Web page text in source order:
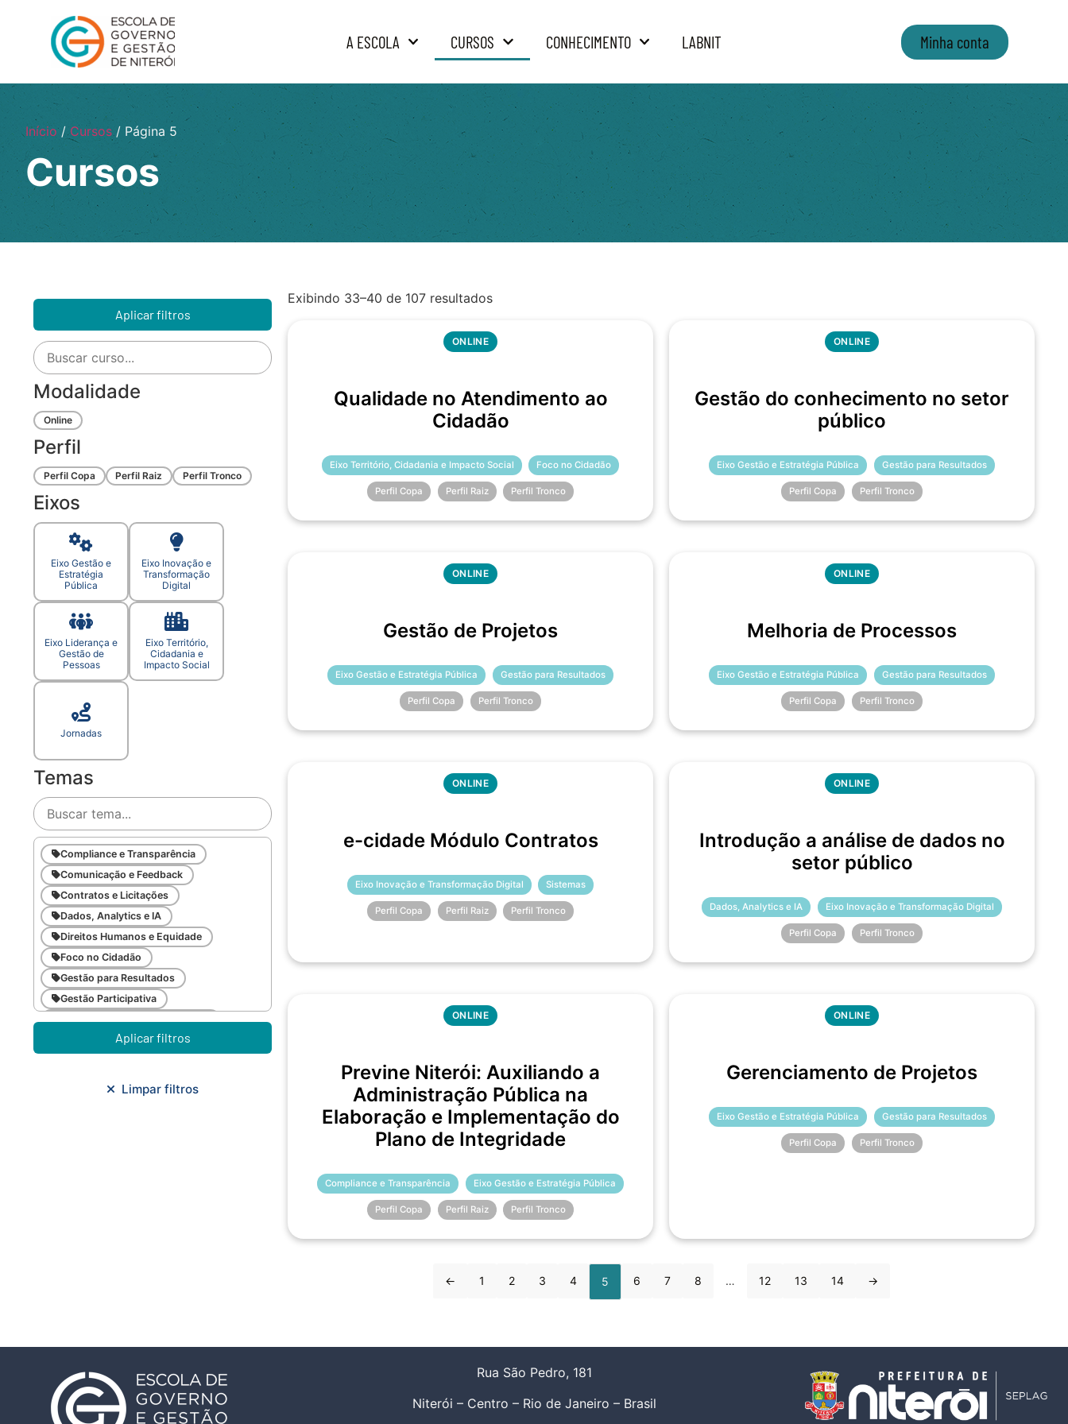
A ESCOLA CURSOS CONHECIMENTO LABNIT Minha conta
Início/Cursos/ Página 5
Cursos
Aplicar filtros
Modalidade
Online
Perfil
Perfil Copa Perfil Raiz Perfil Tronco
Eixos
Eixo Gestão e
Estratégia
Pública
Eixo Inovação e
Transformação
Digital
Eixo Liderança e
Gestão de
Pessoas
Eixo Território,
Cidadania e
Impacto Social
Jornadas
Temas
Compliance e Transparência
Comunicação e Feedback
Contratos e Licitações
Dados, Analytics e IA
Direitos Humanos e Equidade
Foco no Cidadão
Gestão para Resultados
Gestão Participativa
Inovação e Gestão da Mudança
Inteligência Emocional
Meio Ambiente e Sustentabilidade
Aplicar filtros
Limpar filtros
Exibindo 33–40 de 107 resultados
ONLINE
Qualidade no Atendimento ao
Cidadão
Eixo Território, Cidadania e Impacto Social Foco no Cidadão
Perfil Copa Perfil Raiz Perfil Tronco
ONLINE
Gestão do conhecimento no setor
público
Eixo Gestão e Estratégia Pública Gestão para Resultados
Perfil Copa Perfil Tronco
ONLINE
Gestão de Projetos
Eixo Gestão e Estratégia Pública Gestão para Resultados
Perfil Copa Perfil Tronco
ONLINE
Melhoria de Processos
Eixo Gestão e Estratégia Pública Gestão para Resultados
Perfil Copa Perfil Tronco
ONLINE
e-cidade Módulo Contratos
Eixo Inovação e Transformação Digital Sistemas
Perfil Copa Perfil Raiz Perfil Tronco
ONLINE
Introdução a análise de dados no
setor público
Dados, Analytics e IA Eixo Inovação e Transformação Digital
Perfil Copa Perfil Tronco
ONLINE
Previne Niterói: Auxiliando a
Administração Pública na
Elaboração e Implementação do
Plano de Integridade
Compliance e Transparência Eixo Gestão e Estratégia Pública
Perfil Copa Perfil Raiz Perfil Tronco
ONLINE
Gerenciamento de Projetos
Eixo Gestão e Estratégia Pública Gestão para Resultados
Perfil Copa Perfil Tronco
← 1 2 3 4 5 6 7 8 … 12 13 14 →
Rua São Pedro, 181
Niterói – Centro – Rio de Janeiro – Brasil